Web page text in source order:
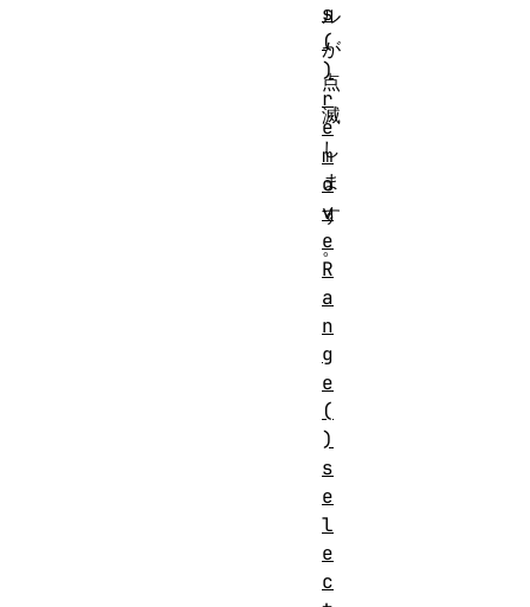
ル
が
点
滅
し
ま
す
。
s
(
)
r
e
m
o
v
e
R
a
n
g
e
(
)
s
e
l
e
c